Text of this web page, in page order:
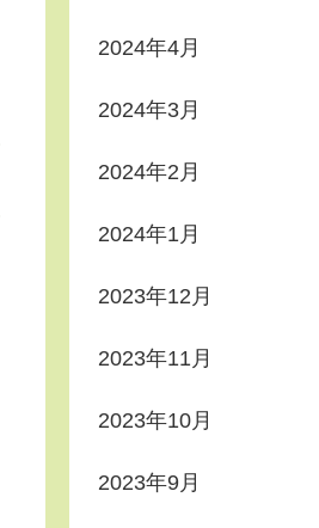
2024年4月
2024年3月
2024年2月
2024年1月
2023年12月
2023年11月
2023年10月
2023年9月